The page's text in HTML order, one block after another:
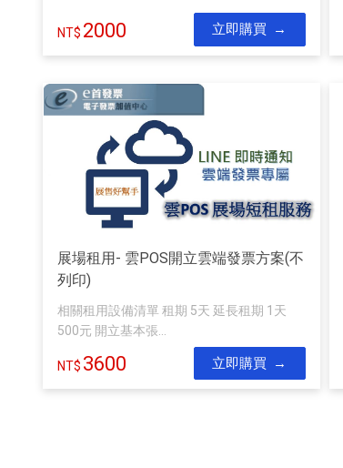
2000 立即購買
展場租用- 雲POS開立雲端發票方案(不
列印)
相關租用設備清單 租期 5天 延長租期 1天
500元 開立基本張...
3600 立即購買